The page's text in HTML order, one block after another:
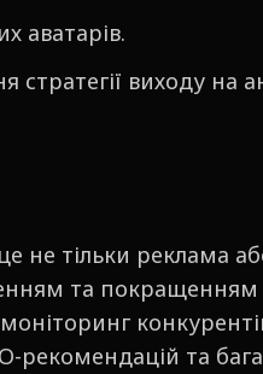
аватарів.
стратегії виходу на
не тільки реклама
та покращенням
рекомендацій та